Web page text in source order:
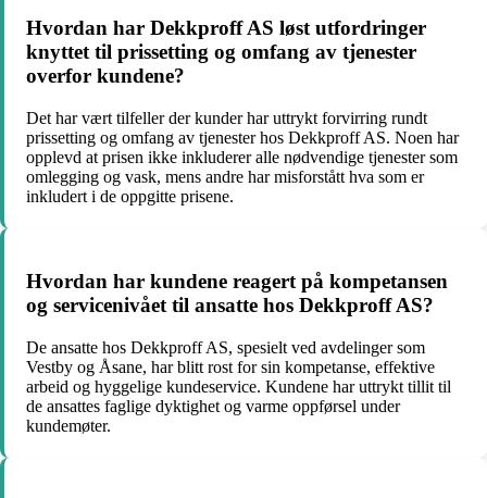
Hvordan har Dekkproff AS løst utfordringer
knyttet til prissetting og omfang av tjenester
overfor kundene?
Det har vært tilfeller der kunder har uttrykt forvirring rundt
prissetting og omfang av tjenester hos Dekkproff AS. Noen har
opplevd at prisen ikke inkluderer alle nødvendige tjenester som
omlegging og vask, mens andre har misforstått hva som er
inkludert i de oppgitte prisene.
Hvordan har kundene reagert på kompetansen
og servicenivået til ansatte hos Dekkproff AS?
De ansatte hos Dekkproff AS, spesielt ved avdelinger som
Vestby og Åsane, har blitt rost for sin kompetanse, effektive
arbeid og hyggelige kundeservice. Kundene har uttrykt tillit til
de ansattes faglige dyktighet og varme oppførsel under
kundemøter.